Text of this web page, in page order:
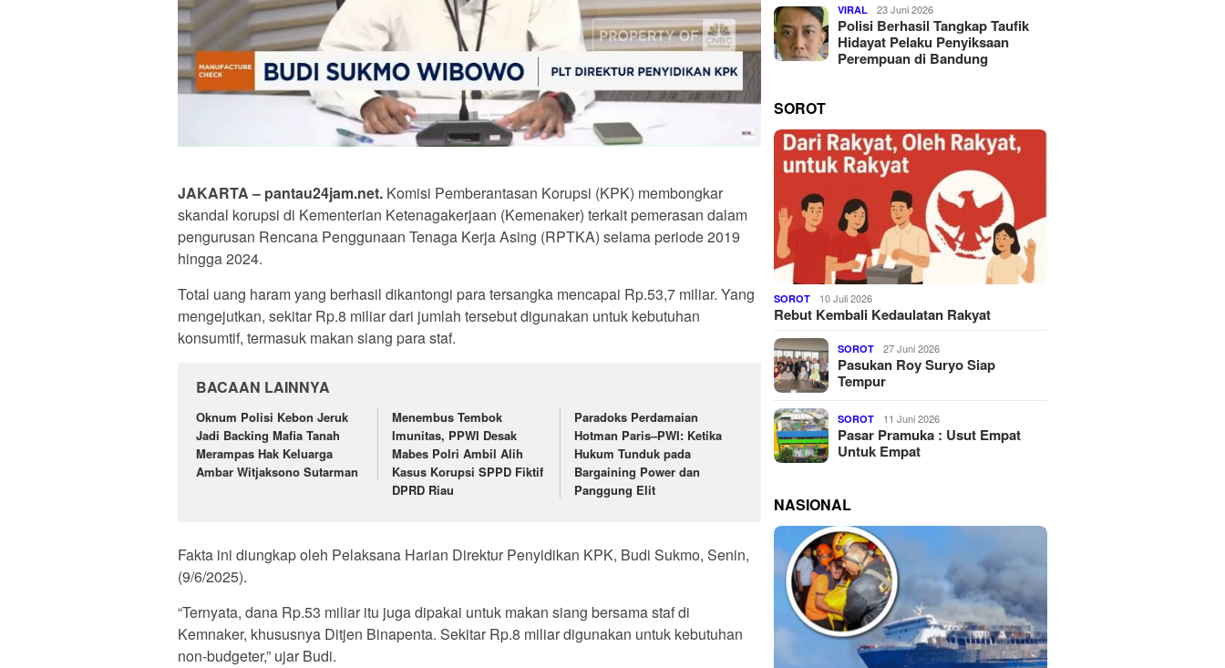
JAKARTA – pantau24jam.net. Komisi Pemberantasan Korupsi (KPK) membongkar
skandal korupsi di Kementerian Ketenagakerjaan (Kemenaker) terkait pemerasan dalam
pengurusan Rencana Penggunaan Tenaga Kerja Asing (RPTKA) selama periode 2019
hingga 2024.
Total uang haram yang berhasil dikantongi para tersangka mencapai Rp.53,7 miliar. Yang
mengejutkan, sekitar Rp.8 miliar dari jumlah tersebut digunakan untuk kebutuhan
konsumtif, termasuk makan siang para staf.
BACAAN LAINNYA
Oknum Polisi Kebon Jeruk
Jadi Backing Mafia Tanah
Merampas Hak Keluarga
Ambar Witjaksono Sutarman
Menembus Tembok
Imunitas, PPWI Desak
Mabes Polri Ambil Alih
Kasus Korupsi SPPD Fiktif
DPRD Riau
Paradoks Perdamaian
Hotman Paris–PWI: Ketika
Hukum Tunduk pada
Bargaining Power dan
Panggung Elit
Fakta ini diungkap oleh Pelaksana Harian Direktur Penyidikan KPK, Budi Sukmo, Senin,
(9/6/2025).
“Ternyata, dana Rp.53 miliar itu juga dipakai untuk makan siang bersama staf di
Kemnaker, khususnya Ditjen Binapenta. Sekitar Rp.8 miliar digunakan untuk kebutuhan
non-budgeter,” ujar Budi.
VIRAL 23 Juni 2026
Polisi Berhasil Tangkap Taufik
Hidayat Pelaku Penyiksaan
Perempuan di Bandung
SOROT
SOROT 10 Juli 2026
Rebut Kembali Kedaulatan Rakyat
SOROT 27 Juni 2026
Pasukan Roy Suryo Siap
Tempur
SOROT 11 Juni 2026
Pasar Pramuka : Usut Empat
Untuk Empat
NASIONAL